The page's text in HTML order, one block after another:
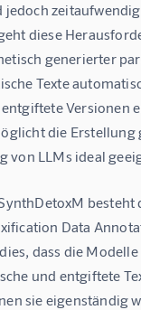
jedoch
diese
generierter
Texte
Versionen
die Erstellung
von LLMs ideal
besteht
Data
dass die
und entgiftete
sie eigenständig